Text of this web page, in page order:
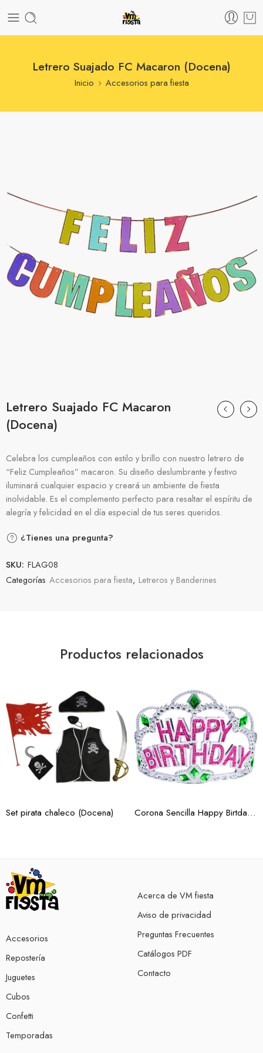
Letrero Suajado FC Macaron (Docena)
Inicio Accesorios para fiesta
Letrero Suajado FC Macaron
(Docena)
Celebra los cumpleaños con estilo y brillo con nuestro letrero de
“Feliz Cumpleaños” macaron. Su diseño deslumbrante y festivo
iluminará cualquier espacio y creará un ambiente de fiesta
inolvidable. Es el complemento perfecto para resaltar el espíritu de
alegría y felicidad en el día especial de tus seres queridos.
¿Tienes una pregunta?
SKU: FLAG08
Categorías Accesorios para fiesta, Letreros y Banderines
Productos relacionados
Set pirata chaleco (Docena) Corona Sencilla Happy Birtday (Docena)
Accesorios
Repostería
Juguetes
Cubos
Confetti
Temporadas
Acerca de VM fiesta
Aviso de privacidad
Preguntas Frecuentes
Catálogos PDF
Contacto